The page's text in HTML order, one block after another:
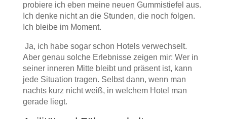
probiere ich eben meine neuen Gummistiefel aus.
Ich denke nicht an die Stunden, die noch folgen.
Ich bleibe im Moment.
Ja, ich habe sogar schon Hotels verwechselt.
Aber genau solche Erlebnisse zeigen mir: Wer in
seiner inneren Mitte bleibt und präsent ist, kann
jede Situation tragen. Selbst dann, wenn man
nachts kurz nicht weiß, in welchem Hotel man
gerade liegt.